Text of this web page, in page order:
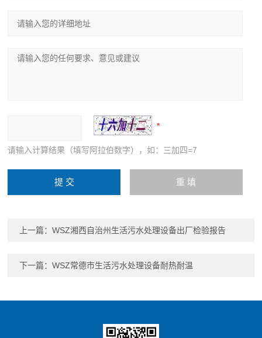
请输入计算结果（填写阿拉伯数字），如：三加四=7
上一篇：WSZ湘西自治州生活污水处理设备出厂检验报告
下一篇：WSZ常德市生活污水处理设备耐热耐温